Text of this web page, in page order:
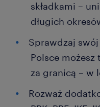
składkami –
długich
Sprawdzaj
Polsce możesz
za granicą – w
Rozważ